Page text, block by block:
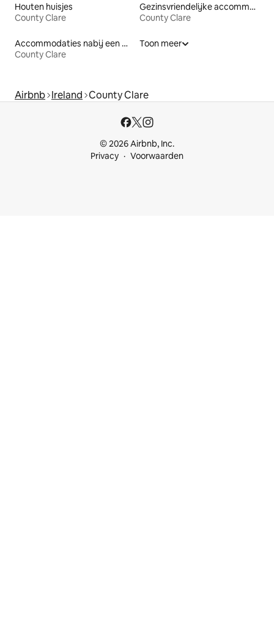
Houten huisjes
County Clare
Gezinsvriendelijke accommodaties
County Clare
Accommodaties nabij een meer
County Clare
Toon meer
Airbnb Ireland County Clare
© 2026 Airbnb, Inc.
Privacy
Voorwaarden